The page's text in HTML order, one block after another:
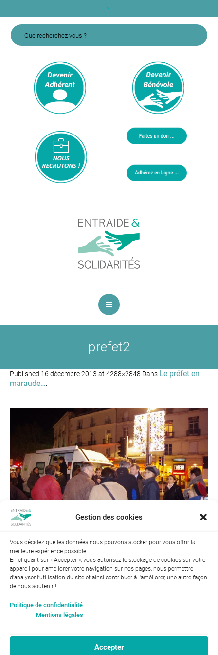
Gestion des cookies
Vous décidez quelles données nous pouvons stocker pour vous offrir la
meilleure expérience possible.
En cliquant sur « Accepter », vous autorisez le stockage de cookies sur votre
appareil pour améliorer votre navigation sur nos pages, nous permettre
d'analyser l’utilisation du site et ainsi contribuer à l'améliorer, une autre façon
de nous soutenir !
Politique de confidentialité
Mentions légales
Accepter
prefet2
Published 16 décembre 2013 at 4288×2848 Dans Le préfet en
maraude…
femmes : 94